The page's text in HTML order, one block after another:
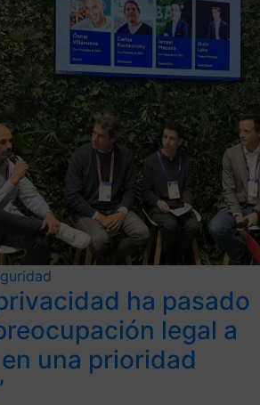
ha pasado
legal a
una prioridad